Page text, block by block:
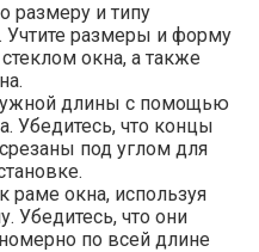
размеру и типу
Учтите размеры и форму
окна, а также
длины с помощью
Убедитесь, что концы
под углом для
раме окна, используя
Убедитесь, что они
по всей длине